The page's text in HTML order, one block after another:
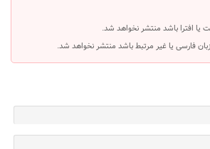
یا افترا باشد منتشر نخواهد شد.
فارسی یا غیر مرتبط باشد منتشر نخواهد شد.